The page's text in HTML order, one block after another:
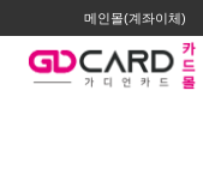
메인몰(계좌이체)